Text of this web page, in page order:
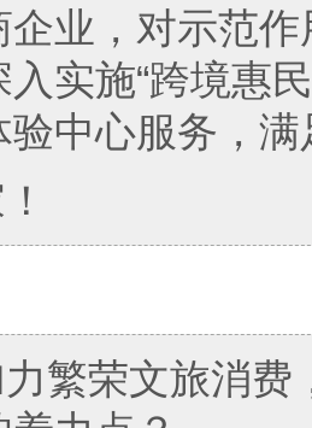
企业，对示范
实施“跨境惠
验中心服务，
繁荣文旅消